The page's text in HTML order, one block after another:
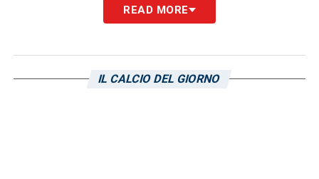
pomeriggio, sfida fondamentale per
confermare quanto di buono visto nelle
La squadra è così tornata a correre sui
READ MORE
IL CALCIO DEL GIORNO